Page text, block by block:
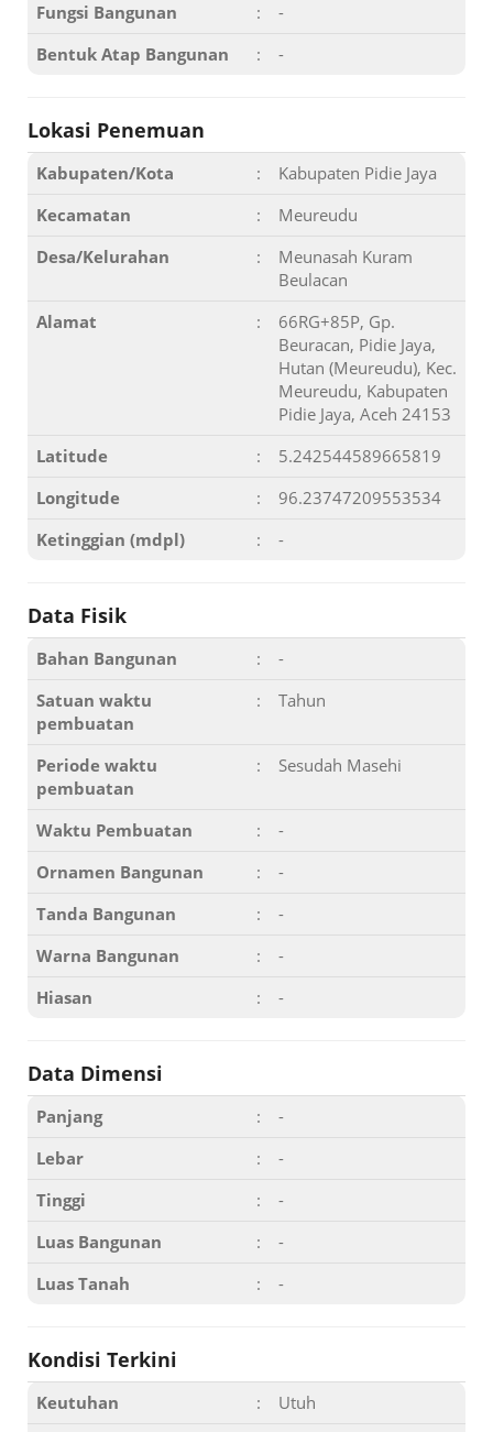
Fungsi Bangunan :
-
Bentuk Atap Bangunan
: -
Lokasi Penemuan
Kabupaten/Kota :
Kabupaten Pidie Jaya
Kecamatan
:
Meureudu
Desa/Kelurahan
:
Meunasah Kuram
Beulacan
Alamat
:
66RG+85P, Gp.
Beuracan, Pidie Jaya,
Hutan (Meureudu), Kec.
Meureudu, Kabupaten
Pidie Jaya, Aceh 24153
Latitude
:
5.242544589665819
Longitude
:
96.23747209553534
Ketinggian (mdpl)
: -
Data Fisik
Bahan Bangunan :
-
Satuan waktu
pembuatan
: Tahun
Periode waktu
pembuatan
: Sesudah Masehi
Waktu Pembuatan :
-
Ornamen Bangunan
:
-
Tanda Bangunan
:
-
Warna Bangunan
:
-
Hiasan
: -
Data Dimensi
Panjang :
-
Lebar
:
-
Tinggi
:
-
Luas Bangunan
:
-
Luas Tanah
: -
Kondisi Terkini
Keutuhan : Utuh